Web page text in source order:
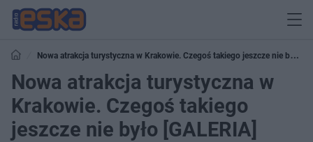
Nowa atrakcja turystyczna w Krakowie. Czegoś takiego jeszcze nie było
[GALERIA]
Nowa atrakcja turystyczna w
Krakowie. Czegoś takiego
jeszcze nie było [GALERIA]